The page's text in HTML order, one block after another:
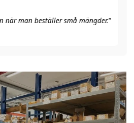
när man beställer små mängder."